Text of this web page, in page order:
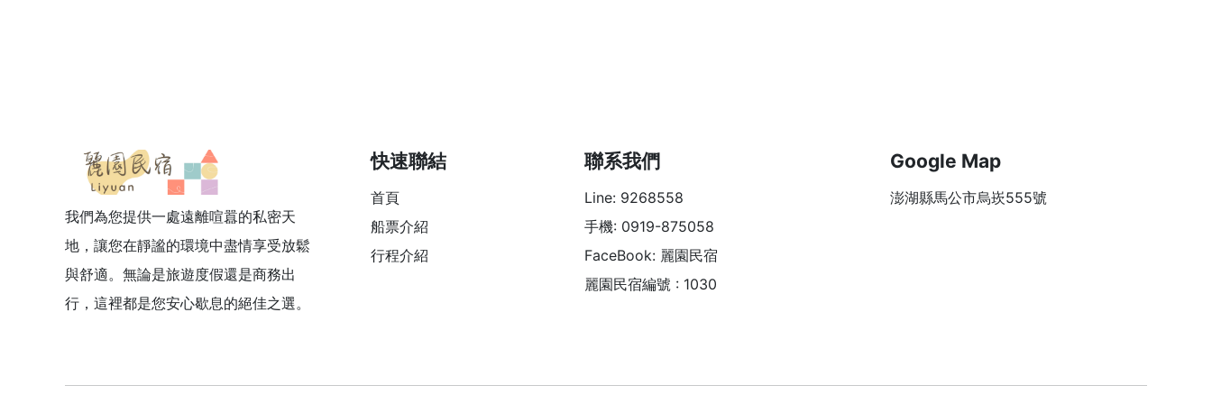
我們為您提供一處遠離喧囂的私密天
地，讓您在靜謐的環境中盡情享受放鬆
與舒適。無論是旅遊度假還是商務出
行，這裡都是您安心歇息的絕佳之選。
快速聯結
首頁
船票介紹
行程介紹
聯系我們
Line: 9268558
手機: 0919-875058
FaceBook: 麗園民宿
麗園民宿編號 : 1030
Google Map
澎湖縣馬公市烏崁555號